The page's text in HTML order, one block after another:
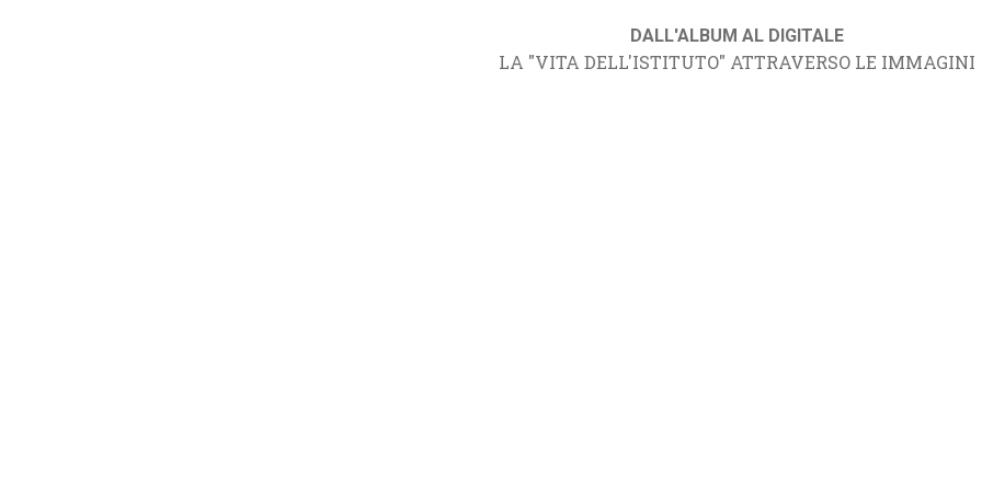
DALL'ALBUM AL DIGITALE
LA "VITA DELL'ISTITUTO" ATTRAVERSO LE IMMAGINI